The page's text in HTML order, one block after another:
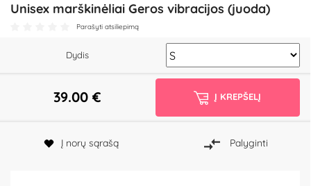
Unisex marškinėliai Geros vibracijos (juoda)
Parašyti atsiliepimą
Dydis
39.00 € Į KREPŠELĮ
Į norų sąrašą Palyginti